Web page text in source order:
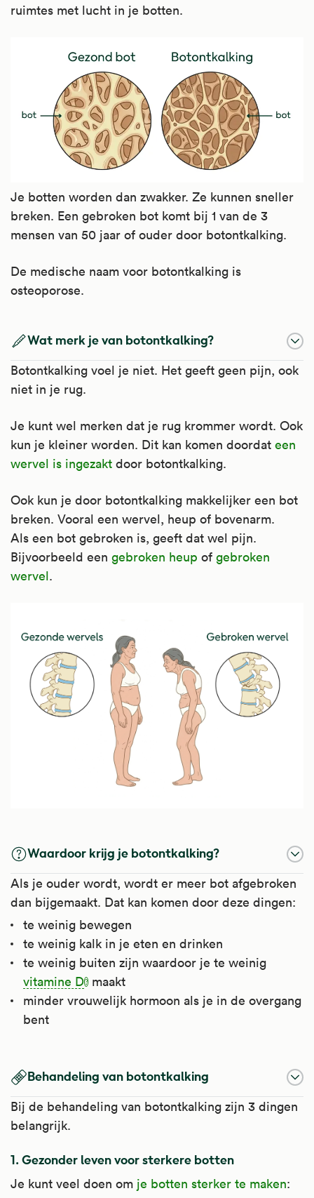
ruimtes met lucht in je botten.
Je botten worden dan zwakker. Ze kunnen sneller
breken. Een gebroken bot komt bij 1 van de 3
mensen van 50 jaar of ouder door botontkalking.
De medische naam voor botontkalking is
osteoporose.
Wat merk je van botontkalking?
Botontkalking voel je niet. Het geeft geen pijn, ook
niet in je rug.
Je kunt wel merken dat je rug krommer wordt. Ook
kun je kleiner worden. Dit kan komen doordat een
wervel is ingezakt door botontkalking.
Ook kun je door botontkalking makkelijker een bot
breken. Vooral een wervel, heup of bovenarm.
Als een bot gebroken is, geeft dat wel pijn.
Bijvoorbeeld een gebroken heup of gebroken
wervel.
Waardoor krijg je botontkalking?
Als je ouder wordt, wordt er meer bot afgebroken
dan bijgemaakt. Dat kan komen door deze dingen:
te weinig bewegen
te weinig kalk in je eten en drinken
te weinig buiten zijn waardoor je te weinig
vitamine D maakt
minder vrouwelijk hormoon als je in de overgang
bent
Vitamine D (colecalciferol) zorgt voor de
opname van calcium (kalk) en fosfaat uit het
voedsel. Calcium en fosfaat zijn nodig voor
Het is te gebruiken bij vitaminegebrek en bij
Behandeling van botontkalking
Bij de behandeling van botontkalking zijn 3 dingen
belangrijk.
1. Gezonder leven voor sterkere botten
Je kunt veel doen om je botten sterker te maken: